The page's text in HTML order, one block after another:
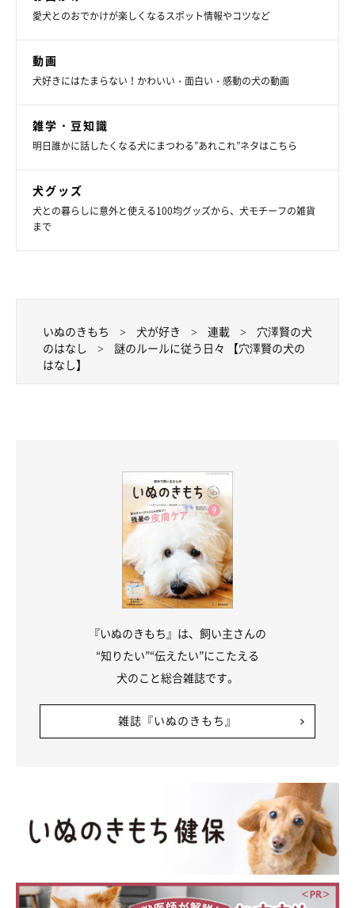
愛犬とのおでかけが楽しくなるスポット情報やコツなど
動画
犬好きにはたまらない！かわいい・面白い・感動の犬の動画
雑学・豆知識
明日誰かに話したくなる犬にまつわる”あれこれ”ネタはこちら
犬グッズ
犬との暮らしに意外と使える100均グッズから、犬モチーフの雑貨
まで
いぬのきもち 犬が好き 連載
穴澤賢の犬
のはなし
謎のルールに従う日々 【穴澤賢の犬の
はなし】
『いぬのきもち』は、飼い主さんの
“知りたい”“伝えたい”にこたえる
犬のこと総合雑誌です。
雑誌『いぬのきもち』